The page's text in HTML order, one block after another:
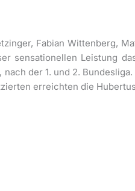
Fabian Wittenberg,
sensationellen Leistung
der 1. und 2.
erreichten die